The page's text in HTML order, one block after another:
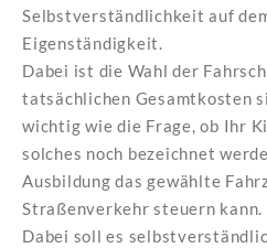
Selbstverständlichkeit auf
Eigenständigkeit.
Dabei ist die Wahl der
tatsächlichen Gesamtkosten
wichtig wie die Frage, ob Ihr
solches noch bezeichnet
Ausbildung das gewählte
Straßenverkehr steuern kann.
Dabei soll es